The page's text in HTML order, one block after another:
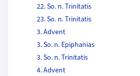
22. So. n. Trinitatis
23. So. n. Trinitatis
3. Advent
3. So. n. Epiphanias
3. So. n. Trinitatis
4. Advent